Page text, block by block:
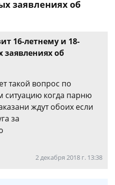
заявлениях об
16-летнему и 18-
заявлениях об
такой вопрос по
ситуацию когда парню
ждут обоих если
за
2 декабря 2018 г. 13:38